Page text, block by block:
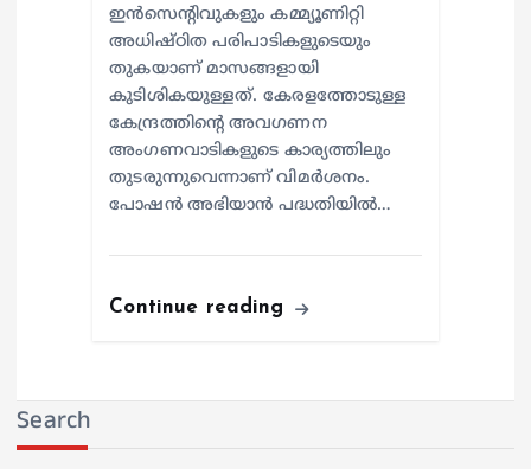
ഇന്‍സെന്റിവുകളും കമ്മ്യൂണിറ്റി
അധിഷ്ഠിത പരിപാടികളുടെയും
തുകയാണ് മാസങ്ങളായി
കുടിശികയുള്ളത്. കേരളത്തോടുള്ള
കേന്ദ്രത്തിന്റെ അവഗണന
അംഗണവാടികളുടെ കാര്യത്തിലും
തുടരുന്നുവെന്നാണ് വിമര്‍ശനം.
പോഷന്‍ അഭിയാന്‍ പദ്ധതിയില്‍…
Continue reading
Search